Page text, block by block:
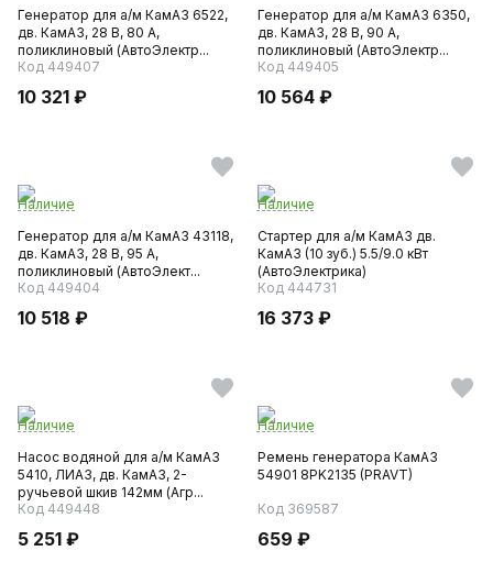
Генератор для а/м КамАЗ 6522,
дв. КамАЗ, 28 В, 80 А,
поликлиновый (АвтоЭлектр...
Код 449407
10 321 ₽
Генератор для а/м КамАЗ 6350,
дв. КамАЗ, 28 В, 90 А,
поликлиновый (АвтоЭлектр...
Код 449405
10 564 ₽
Наличие
Генератор для а/м КамАЗ 43118,
дв. КамАЗ, 28 В, 95 А,
поликлиновый (АвтоЭлект...
Код 449404
10 518 ₽
Наличие
Стартер для а/м КамАЗ дв.
КамАЗ (10 зуб.) 5.5/9.0 кВт
(АвтоЭлектрика)
Код 444731
16 373 ₽
Наличие
Насос водяной для а/м КамАЗ
5410, ЛИАЗ, дв. КамАЗ, 2-
ручьевой шкив 142мм (Агр...
Код 449448
5 251 ₽
Наличие
Ремень генератора КамАЗ
54901 8PK2135 (PRAVT)
Код 369587
659 ₽